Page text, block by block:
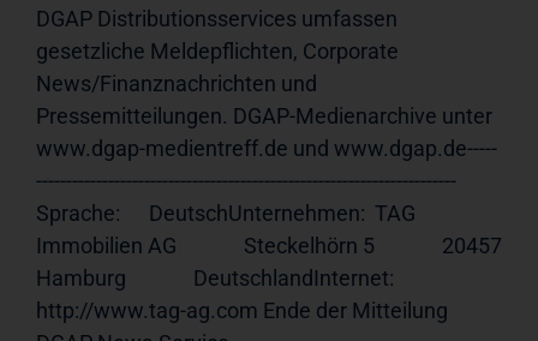
DGAP Distributionsservices umfassen
gesetzliche Meldepflichten, Corporate
News/Finanznachrichten und
Pressemitteilungen. DGAP-Medienarchive unter
www.dgap-medientreff.de und www.dgap.de-----
----------------------------------------------------------------------
Sprache:      DeutschUnternehmen:  TAG
Immobilien AG              Steckelhörn 5              20457
Hamburg              DeutschlandInternet:
http://www.tag-ag.com Ende der Mitteilung